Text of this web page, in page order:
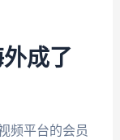
成了
频平台的会员